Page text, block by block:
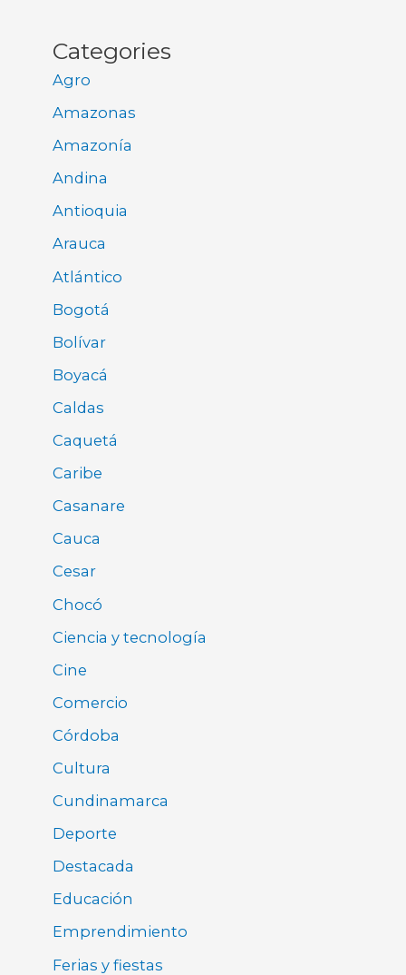
Categories
Agro
Amazonas
Amazonía
Andina
Antioquia
Arauca
Atlántico
Bogotá
Bolívar
Boyacá
Caldas
Caquetá
Caribe
Casanare
Cauca
Cesar
Chocó
Ciencia y tecnología
Cine
Comercio
Córdoba
Cultura
Cundinamarca
Deporte
Destacada
Educación
Emprendimiento
Ferias y fiestas